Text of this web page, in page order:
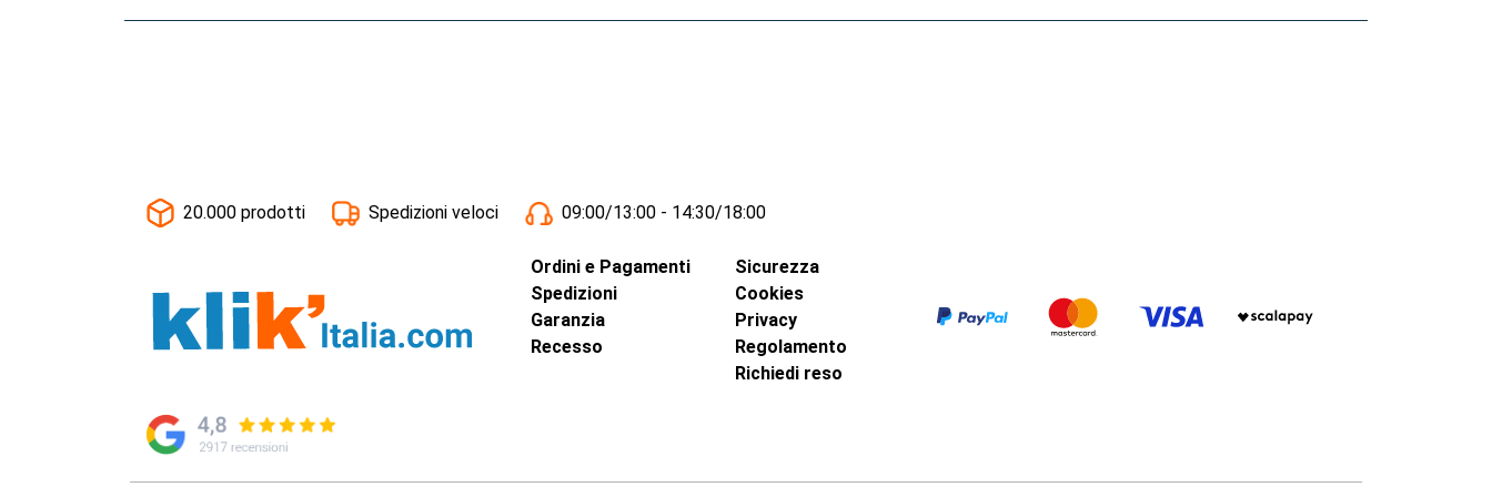
20.000 prodotti Spedizioni veloci 09:00/13:00 - 14:30/18:00
Ordini e Pagamenti
Spedizioni
Garanzia
Recesso
Sicurezza
Cookies
Privacy
Regolamento
Richiedi reso